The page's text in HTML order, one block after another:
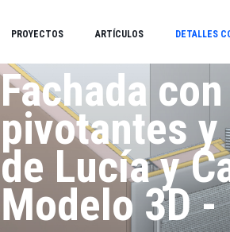
PROYECTOS ARTÍCULOS DETALLES
Fachada
pivotantes y
de Lucía y
Modelo 3D -